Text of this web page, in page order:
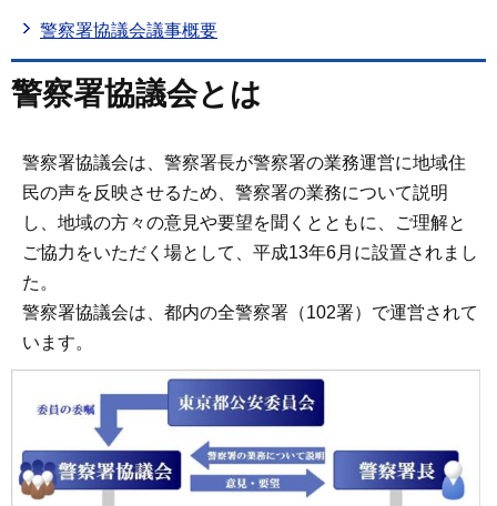
警察署協議会議事概要
警察署協議会とは
警察署協議会は、警察署長が警察署の業務運営に地域住
民の声を反映させるため、警察署の業務について説明
し、地域の方々の意見や要望を聞くとともに、ご理解と
ご協力をいただく場として、平成13年6月に設置されまし
た。
警察署協議会は、都内の全警察署（102署）で運営されて
います。